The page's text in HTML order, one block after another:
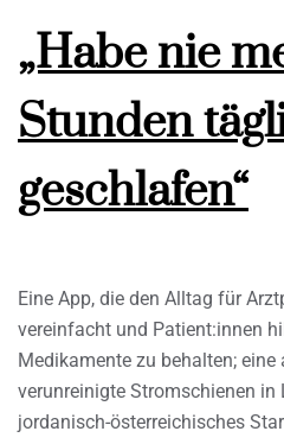
„Habe nie
Stunden
geschlafen“
Eine App, die den Alltag für
vereinfacht und Patient:innen
Medikamente zu behalten;
verunreinigte Stromschienen
jordanisch-österreichisches